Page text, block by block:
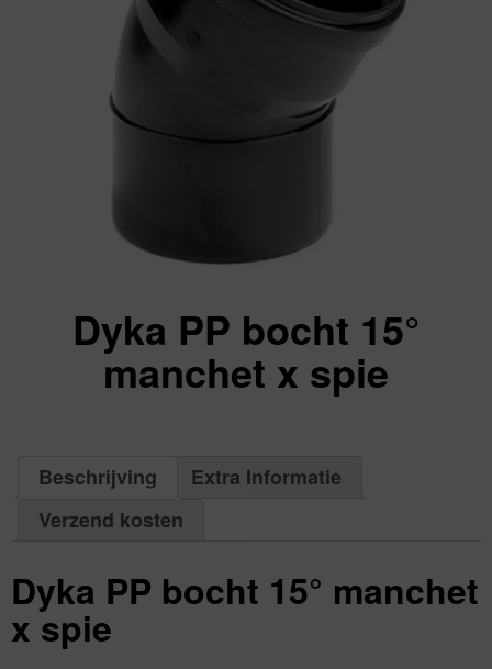
Dyka PP bocht 15°
manchet x spie
Beschrijving
Extra Informatie
Verzend kosten
Dyka PP bocht 15° manchet
x spie